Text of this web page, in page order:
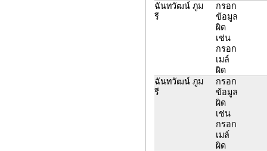
ฉันทวัฒน์ ภูม
รี
กรอก
ข้อมูล
ผิด
เช่น
กรอก
เมล์
ผิด
ฉันทวัฒน์ ภูม
รี
กรอก
ข้อมูล
ผิด
เช่น
กรอก
เมล์
ผิด